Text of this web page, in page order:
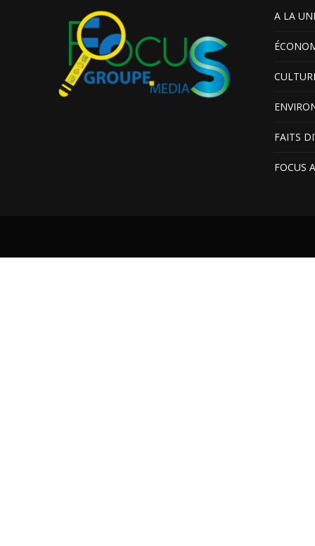
A LA
FAITS
FOCUS